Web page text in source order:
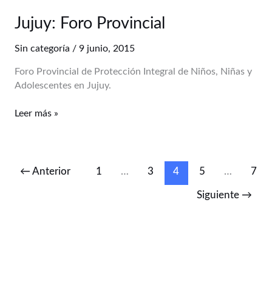
de
Salud
Mental
26.061.
Jujuy: Foro Provincial
Sin categoría / 9 junio, 2015
Foro Provincial de Protección Integral de Niños, Niñas y
Adolescentes en Jujuy.
Leer más »
← Anterior 1 … 3 4 5 … 7
Siguiente →